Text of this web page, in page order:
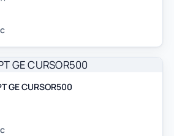
GE CURSOR500